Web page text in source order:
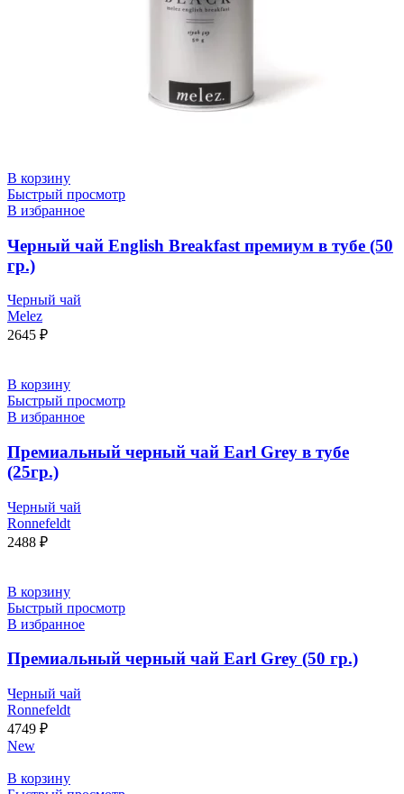
В корзину
Быстрый просмотр
В избранное
Черный чай English Breakfast премиум в тубе (50
гр.)
Черный чай
Melez
2645 ₽
В корзину
Быстрый просмотр
В избранное
Премиальный черный чай Earl Grey в тубе
(25гр.)
Черный чай
Ronnefeldt
2488 ₽
В корзину
Быстрый просмотр
В избранное
Премиальный черный чай Earl Grey (50 гр.)
Черный чай
Ronnefeldt
4749 ₽
New
В корзину